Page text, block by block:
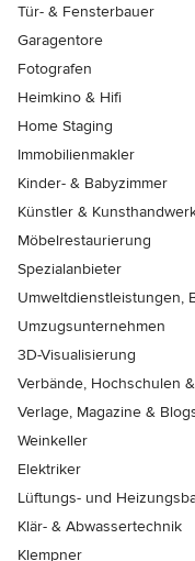
Tür- & Fensterbauer
Garagentore
Fotografen
Heimkino & Hifi
Home Staging
Immobilienmakler
Kinder- & Babyzimmer
Künstler &
Möbelrestaurierung
Spezialanbieter
Umweltdienstleistungen,
Umzugsunternehmen
3D-Visualisierung
Verbände, Hochschulen
Verlage, Magazine &
Weinkeller
Elektriker
Lüftungs- und
Klär- & Abwassertechnik
Klempner